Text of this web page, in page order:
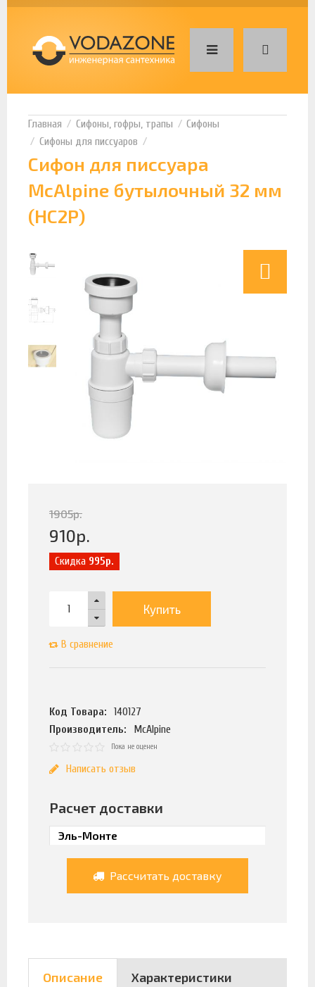
Сифоны, гофры, трапы
Сифоны
Сифоны для писсуаров
Сифон для писсуара
McAlpine бутылочный 32 мм
(HC2P)
1905р.
910р.
Скидка 995р.
Купить
В сравнение
Код Товара:
140127
Производитель:
McAlpine
Пока не оценен
Написать отзыв
Расчет доставки
Рассчитать доставку
Описание Характеристики